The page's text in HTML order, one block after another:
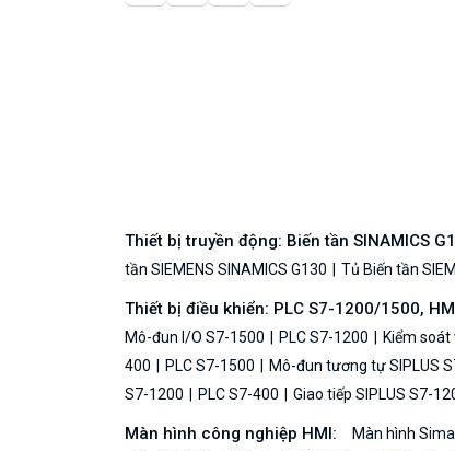
Thiết bị truyền động: Biến tần SINAMICS
tần SIEMENS SINAMICS G130
Tủ Biến tần
Thiết bị điều khiển: PLC S7-1200/1500,
Mô-đun I/O S7-1500
PLC S7-1200 Kiểm
400
PLC S7-1500 Mô-đun tương tự SIPLUS
S7-1200
PLC S7-400 Giao tiếp SIPLUS S7-
Màn hình công nghiệp HMI: Màn hình